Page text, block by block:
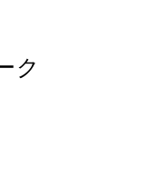
ク